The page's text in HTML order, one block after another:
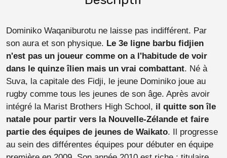
Dominiko Waqaniburotu ne laisse pas indifférent. Par
son aura et son physique. Le 3e ligne barbu fidjien
n'est pas un joueur comme on a l'habitude de voir
dans le quinze îlien mais un vrai combattant. Né à
Suva, la capitale des Fidji, le jeune Dominiko joue au
rugby comme tous les jeunes de son âge. Après avoir
intégré la Marist Brothers High School, il quitte son île
natale pour partir vers la Nouvelle-Zélande et faire
partie des équipes de jeunes de Waikato. Il progresse
au sein des différentes équipes pour débuter en équipe